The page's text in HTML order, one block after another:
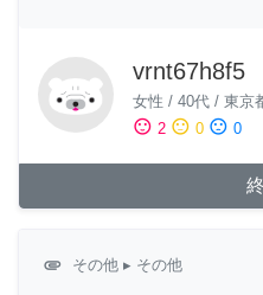
vrnt67h8f5
女性 / 40代 / 東京
sentiment_satisfied 2 sentiment_neutral 0 sentiment_dissatisfied 0
attachment その他 ▸ その他